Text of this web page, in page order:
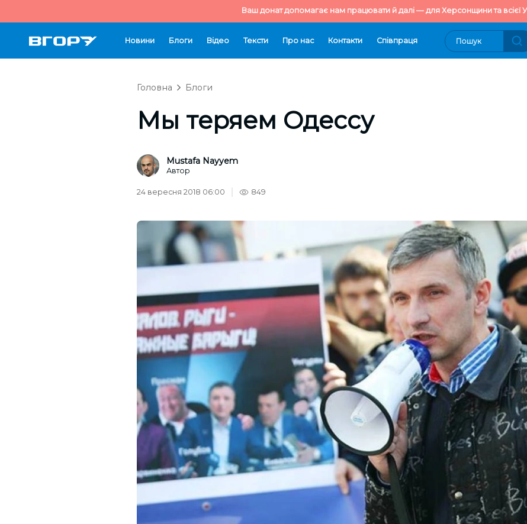
Ваш донат допомагає нам працювати й далі — для Херсонщини та всієї
Новини Блоги Відео Тексти Про нас Контакти Cпівпраця
Головна Блоги
Мы теряем Одессу
Mustafa Nayyem
Автор
24 вересня 2018 06:00 849